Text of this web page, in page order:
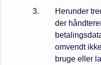
Herunder
der
omvendt
bruge eller